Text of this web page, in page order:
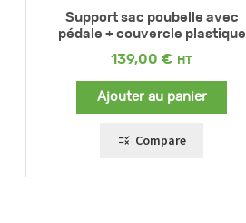
Support sac poubelle avec
pédale + couvercle plastique
139,00 €
Ajouter au panier
Compare